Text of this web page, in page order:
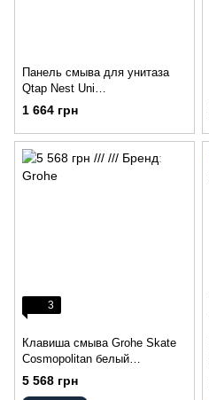
Панель смыва для унитаза
Qtap Nest Uni
QT0211P01V1178MB
1 664 грн
3
Клавиша смыва Grohe Skate
Cosmopolitan белый
(38784000)
5 568 грн